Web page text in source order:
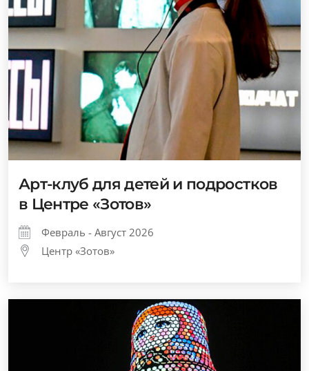
Арт-клуб для детей и подростков
в Центре «Зотов»
Февраль - Август 2026
Центр «Зотов»